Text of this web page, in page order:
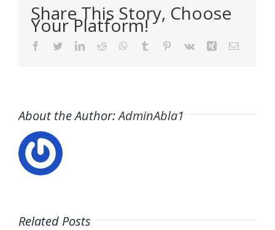
Share This Story, Choose
Your Platform!
Facebook
TwitterLinkedIn
Reddit WhatsApp
Tumblr Pinterest
Vk Xing Email
About the Author:AdminAbla1
Related Posts